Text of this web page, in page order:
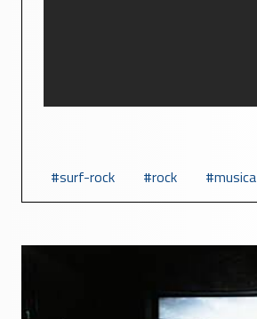
surf-rock rock musica